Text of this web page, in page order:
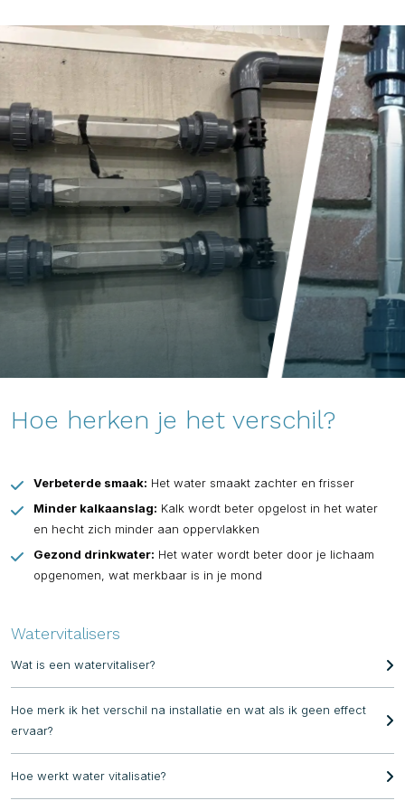
Hoe herken je het verschil?
Verbeterde smaak: Het water smaakt zachter en frisser
Minder kalkaanslag: Kalk wordt beter opgelost in het water
en hecht zich minder aan oppervlakken
Gezond drinkwater: Het water wordt beter door je lichaam
opgenomen, wat merkbaar is in je mond
Watervitalisers
Wat is een watervitaliser?
energetische invloeden te neutraliseren en de smaak en kwaliteit
te verbeteren.
Hoe merk ik het verschil na installatie en wat als ik geen effect
ervaar?
smaak en een verhoogd gevoel van welzijn.
Hoe werkt water vitalisatie?